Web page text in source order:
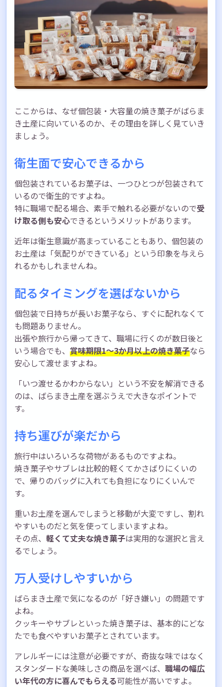
ここからは、なぜ個包装・大容量の焼き菓子がばらま
き土産に向いているのか、その理由を詳しく見ていき
ましょう。
衛生面で安心できるから
個包装されているお菓子は、一つひとつが包装されて
いるので衛生的ですよね。
特に職場で配る場合、素手で触れる必要がないので受
け取る側も安心できるというメリットがあります。
近年は衛生意識が高まっていることもあり、個包装の
お土産は「気配りができている」という印象を与えら
れるかもしれませんね。
配るタイミングを選ばないから
個包装で日持ちが長いお菓子なら、すぐに配れなくて
も問題ありません。
出張や旅行から帰ってきて、職場に行くのが数日後と
いう場合でも、 賞味期限1〜3か月以上の焼き菓子なら
安心して渡せますよね。
「いつ渡せるかわからない」という不安を解消できる
のは、ばらまき土産を選ぶうえで大きなポイントで
す。
持ち運びが楽だから
旅行中はいろいろな荷物があるものですよね。
焼き菓子やサブレは比較的軽くてかさばりにくいの
で、帰りのバッグに入れても負担になりにくいんで
す。
重いお土産を選んでしまうと移動が大変ですし、割れ
やすいものだと気を使ってしまいますよね。
その点、 軽くて丈夫な焼き菓子は実用的な選択と言え
るでしょう。
万人受けしやすいから
ばらまき土産で気になるのが「好き嫌い」の問題です
よね。
クッキーやサブレといった焼き菓子は、基本的にどな
たでも食べやすいお菓子とされています。
アレルギーには注意が必要ですが、奇抜な味ではなく
スタンダードな美味しさの商品を選べば、 職場の幅広
い年代の方に喜んでもらえる可能性が高いですよ。